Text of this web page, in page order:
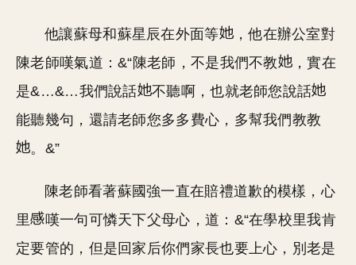
他讓蘇母和蘇星辰在外面等
，他在辦公室對
陳老師嘆氣道：&“陳老師，不是我們不教
，實在
是&…&…我們說話
不聽啊，也就老師您說話
能聽幾句，還請老師您多多費心，多幫我們教教
。&”
陳老師看著蘇國強一直在賠禮道歉的模樣，心
里
嘆一句可憐天下父母心，道：&“在學校里我肯
定要管的，但是回家后你們家長也要上心，別老是